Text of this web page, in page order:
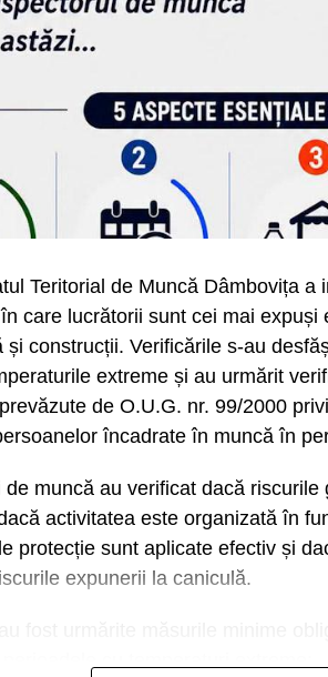
Teritorial de Muncă Dâmbovița
care lucrătorii sunt cei mai
și construcții. Verificările s-au
extreme și au urmărit
de O.U.G. nr. 99/2000
încadrate în muncă în
de muncă au verificat dacă
activitatea este organizată în
protecție sunt aplicate efectiv și
expunerii la caniculă.